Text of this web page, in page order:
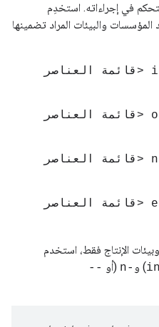
في إجراءاته. استخدِم
المؤسسات والبيئات المراد تضمينها
-i، --include_orgs <قائمة العناصر
-x، --استبعاد_orgs <قائمة العناصر
-n، --include_envs <قائمة العناصر
-e، --استبعاد_envs <قائمة العناصر
الإنتاج فقط، استخدم
) و -n (أو --